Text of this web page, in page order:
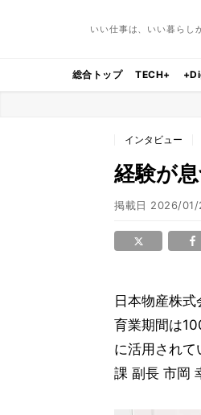
いい仕事は、いい暮らし
総合トップ TECH+
インタビュー
経験が
掲載日 2026/01/
日本物産株
育業期間は
に活用され
課 副長 市岡